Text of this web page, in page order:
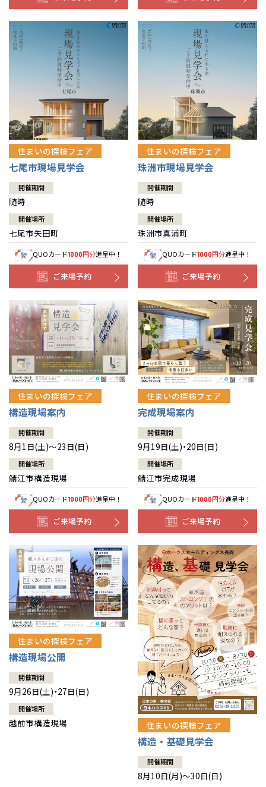
住まいの探検フェア
七尾市現場見学会
開催期間
随時
開催場所
七尾市矢田町
QUOカード1000円分進呈中！
ご来場予約
住まいの探検フェア
珠洲市現場見学会
開催期間
随時
開催場所
珠洲市真浦町
QUOカード1000円分進呈中！
ご来場予約
住まいの探検フェア
構造現場案内
開催期間
8月1日(土)～23日(日)
開催場所
鯖江市構造現場
QUOカード1000円分進呈中！
ご来場予約
住まいの探検フェア
完成現場案内
開催期間
9月19日(土)・20日(日)
開催場所
鯖江市完成現場
QUOカード1000円分進呈中！
ご来場予約
住まいの探検フェア
構造現場公開
開催期間
9月26日(土)・27日(日)
開催場所
越前市構造現場 住まいの探検フェア
構造・基礎見学会
開催期間
8月10日(月)～30日(日)